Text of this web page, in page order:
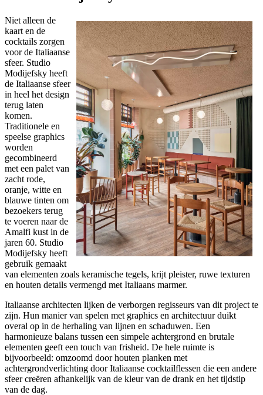
Niet alleen de
kaart en de
cocktails zorgen
voor de Italiaanse
sfeer. Studio
Modijefsky heeft
de Italiaanse sfeer
in heel het design
terug laten
komen.
Traditionele en
speelse graphics
worden
gecombineerd
met een palet van
zacht rode,
oranje, witte en
blauwe tinten om
bezoekers terug
te voeren naar de
Amalfi kust in de
jaren 60. Studio
Modijefsky heeft
gebruik gemaakt
van elementen zoals keramische tegels, krijt pleister, ruwe texturen
en houten details vermengd met Italiaans marmer.
Italiaanse architecten lijken de verborgen regisseurs van dit project te
zijn. Hun manier van spelen met graphics en architectuur duikt
overal op in de herhaling van lijnen en schaduwen. Een
harmonieuze balans tussen een simpele achtergrond en brutale
elementen geeft een touch van frisheid. De hele ruimte is
bijvoorbeeld: omzoomd door houten planken met
achtergrondverlichting door Italiaanse cocktailflessen die een andere
sfeer creëren afhankelijk van de kleur van de drank en het tijdstip
van de dag.